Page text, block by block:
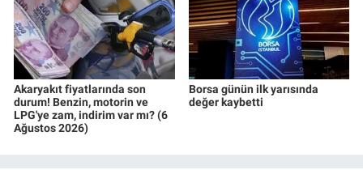
Akaryakıt fiyatlarında son
durum! Benzin, motorin ve
LPG'ye zam, indirim var mı? (6
Ağustos 2026)
Borsa günün ilk yarısında
değer kaybetti